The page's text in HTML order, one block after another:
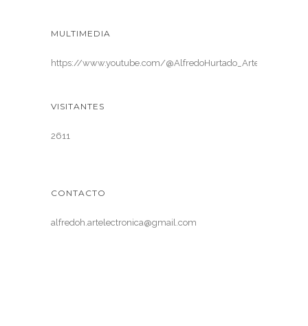
MULTIMEDIA
https://www.youtube.com/@AlfredoHurtado_ArteElectronica
VISITANTES
2611
CONTACTO
alfredoh.artelectronica@gmail.com